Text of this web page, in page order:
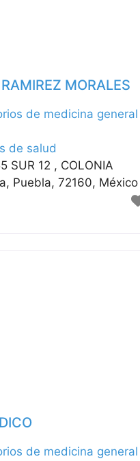
MORALES
de medicina general
de salud
SUR 12 , COLONIA
Puebla 72160 México
de medicina general